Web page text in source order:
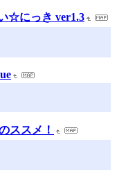
☆にっき ver1.3
ススメ！